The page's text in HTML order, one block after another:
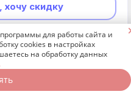
естественный
будет бросаться в
выглядеть
«размазывать»
хочу скидку
для работы сайта и
cookies в настройках
на обработку данных